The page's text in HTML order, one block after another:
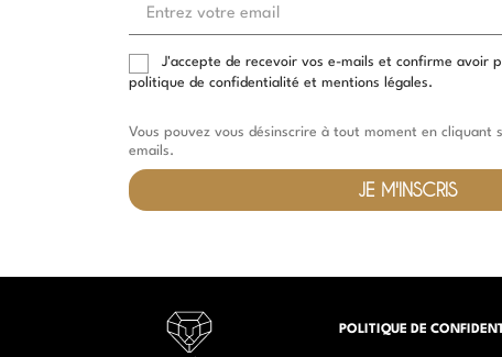
Entrez
votre
email
J'accepte de recevoir vos e-mails et confirme avoir
politique de confidentialité et mentions légales.
Vous pouvez vous désinscrire à tout moment en cliquant
emails.
JE M'INSCRIS
POLITIQUE DE